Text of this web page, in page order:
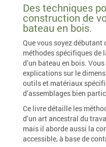
Des techniques
construction de
bateau en bois.
Que vous soyez débutant
méthodes spécifiques de
d’un bateau en bois.
explications sur le
outils et matériaux
d’assemblages bien
Ce livre détaille les
d’un art ancestral du
mais il aborde aussi la
accessible, à base de